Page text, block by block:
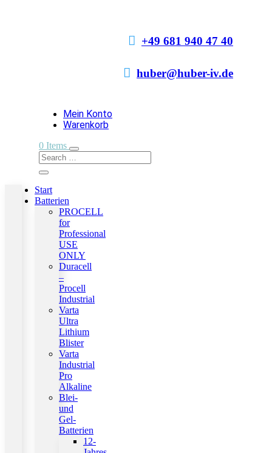
 +49 681 940 47 40
 huber@huber-iv.de
Mein Konto
Warenkorb
0 Items
Start
Batterien
PROCELL
for
Professional
USE
ONLY
Duracell
–
Procell
Industrial
Varta
Ultra
Lithium
Blister
Varta
Industrial
Pro
Alkaline
Blei-
und
Gel-
Batterien
12-